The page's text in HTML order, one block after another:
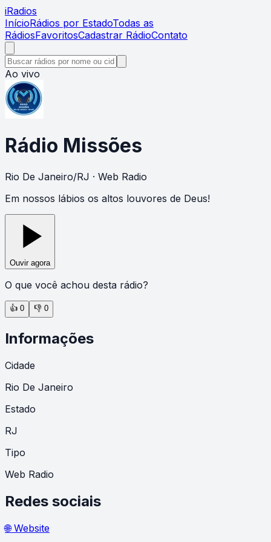
iRadios
InícioRádios por EstadoTodas as
RádiosFavoritosCadastrar RádioContato
Ao vivo
Rádio Missões
Rio De Janeiro/RJ · Web Radio
Em nossos lábios os altos louvores de Deus!
Ouvir agora
O que você achou desta rádio?
👍 0 👎 0
Informações
Cidade
Rio De Janeiro
Estado
RJ
Tipo
Web Radio
Redes sociais
🌐 Website